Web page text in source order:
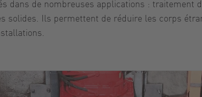
dans de nombreuses applications : traitement
solides. Ils permettent de réduire les corps